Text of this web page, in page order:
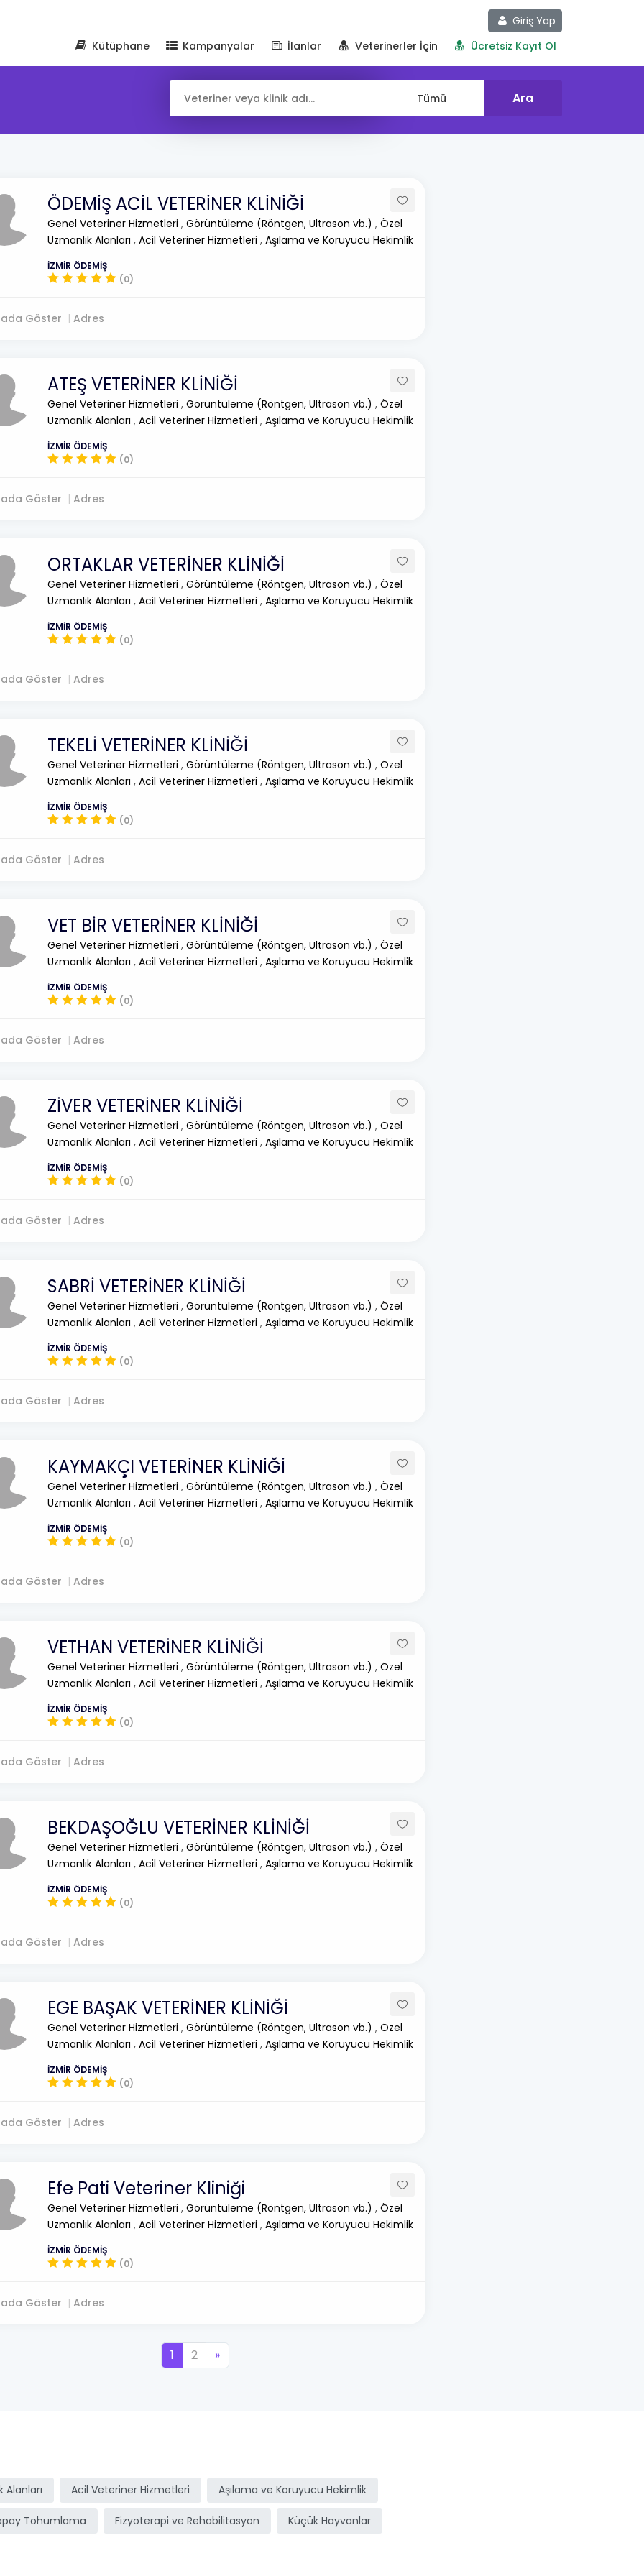
Giriş Yap
Kütüphane
Kampanyalar İlanlar Veterinerler İçin Ücretsiz Kayıt Ol
ÖDEMİŞ ACİL VETERİNER KLİNİĞİ
Genel Veteriner Hizmetleri , Görüntüleme (Röntgen, Ultrason vb.) , Özel
Uzmanlık Alanları , Acil Veteriner Hizmetleri , Aşılama ve Koruyucu Hekimlik
İZMİR ÖDEMİŞ
(0)
Göster Adres
ATEŞ VETERİNER KLİNİĞİ
Genel Veteriner Hizmetleri , Görüntüleme (Röntgen, Ultrason vb.) , Özel
Uzmanlık Alanları , Acil Veteriner Hizmetleri , Aşılama ve Koruyucu Hekimlik
İZMİR ÖDEMİŞ
(0)
Göster Adres
ORTAKLAR VETERİNER KLİNİĞİ
Genel Veteriner Hizmetleri , Görüntüleme (Röntgen, Ultrason vb.) , Özel
Uzmanlık Alanları , Acil Veteriner Hizmetleri , Aşılama ve Koruyucu Hekimlik
İZMİR ÖDEMİŞ
(0)
Göster Adres
TEKELİ VETERİNER KLİNİĞİ
Genel Veteriner Hizmetleri , Görüntüleme (Röntgen, Ultrason vb.) , Özel
Uzmanlık Alanları , Acil Veteriner Hizmetleri , Aşılama ve Koruyucu Hekimlik
İZMİR ÖDEMİŞ
(0)
Göster Adres
VET BİR VETERİNER KLİNİĞİ
Genel Veteriner Hizmetleri , Görüntüleme (Röntgen, Ultrason vb.) , Özel
Uzmanlık Alanları , Acil Veteriner Hizmetleri , Aşılama ve Koruyucu Hekimlik
İZMİR ÖDEMİŞ
(0)
Göster Adres
ZİVER VETERİNER KLİNİĞİ
Genel Veteriner Hizmetleri , Görüntüleme (Röntgen, Ultrason vb.) , Özel
Uzmanlık Alanları , Acil Veteriner Hizmetleri , Aşılama ve Koruyucu Hekimlik
İZMİR ÖDEMİŞ
(0)
Göster Adres
SABRİ VETERİNER KLİNİĞİ
Genel Veteriner Hizmetleri , Görüntüleme (Röntgen, Ultrason vb.) , Özel
Uzmanlık Alanları , Acil Veteriner Hizmetleri , Aşılama ve Koruyucu Hekimlik
İZMİR ÖDEMİŞ
(0)
Göster Adres
KAYMAKÇI VETERİNER KLİNİĞİ
Genel Veteriner Hizmetleri , Görüntüleme (Röntgen, Ultrason vb.) , Özel
Uzmanlık Alanları , Acil Veteriner Hizmetleri , Aşılama ve Koruyucu Hekimlik
İZMİR ÖDEMİŞ
(0)
Göster Adres
VETHAN VETERİNER KLİNİĞİ
Genel Veteriner Hizmetleri , Görüntüleme (Röntgen, Ultrason vb.) , Özel
Uzmanlık Alanları , Acil Veteriner Hizmetleri , Aşılama ve Koruyucu Hekimlik
İZMİR ÖDEMİŞ
(0)
Göster Adres
BEKDAŞOĞLU VETERİNER KLİNİĞİ
Genel Veteriner Hizmetleri , Görüntüleme (Röntgen, Ultrason vb.) , Özel
Uzmanlık Alanları , Acil Veteriner Hizmetleri , Aşılama ve Koruyucu Hekimlik
İZMİR ÖDEMİŞ
(0)
Göster Adres
EGE BAŞAK VETERİNER KLİNİĞİ
Genel Veteriner Hizmetleri , Görüntüleme (Röntgen, Ultrason vb.) , Özel
Uzmanlık Alanları , Acil Veteriner Hizmetleri , Aşılama ve Koruyucu Hekimlik
İZMİR ÖDEMİŞ
(0)
Göster Adres
Efe Pati Veteriner Kliniği
Genel Veteriner Hizmetleri , Görüntüleme (Röntgen, Ultrason vb.) , Özel
Uzmanlık Alanları , Acil Veteriner Hizmetleri , Aşılama ve Koruyucu Hekimlik
İZMİR ÖDEMİŞ
(0)
Göster Adres
1 2 »
Alanları Acil Veteriner Hizmetleri Aşılama ve Koruyucu Hekimlik
Tohumlama Fizyoterapi ve Rehabilitasyon Küçük Hayvanlar